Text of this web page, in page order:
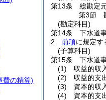
第13条
総勘定
第3節
(勘定科目)
第14条
下水道
2
前項に規定す
(予算科目)
第15条
下水道
(1)
収益的収
(2)
収益的支
(3)
資本的収
(4)
資本的支
費の精算)